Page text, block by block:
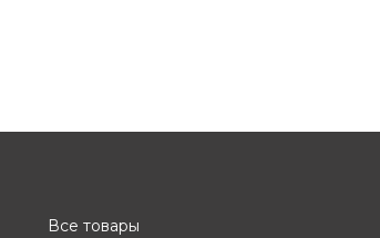
Все товары